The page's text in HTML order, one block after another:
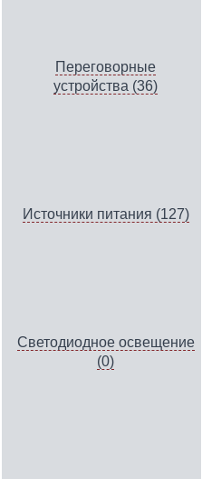
Переговорные
устройства (36)
Источники питания (127)
Светодиодное освещение
(0)